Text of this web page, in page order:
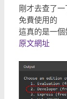
剛才去查了
免費使用的
這真的是一個
原文網址